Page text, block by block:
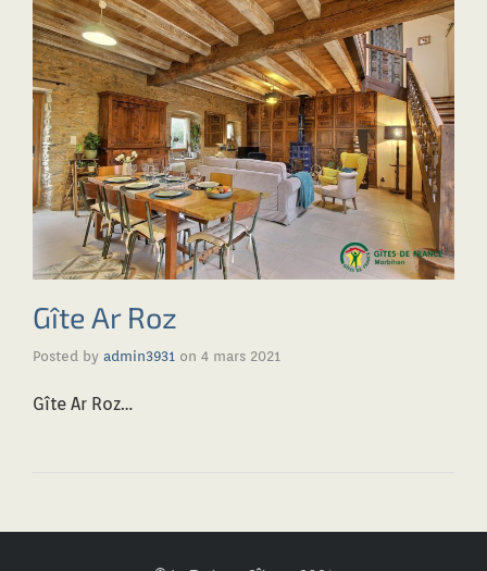
Gîte Ar Roz
Posted by admin3931 on 4 mars 2021
Gîte Ar Roz…